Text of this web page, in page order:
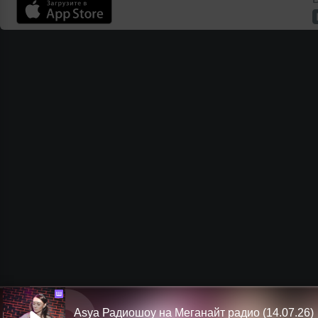
Ш
Asya Радиошоу на Меганайт радио (14.07.26)